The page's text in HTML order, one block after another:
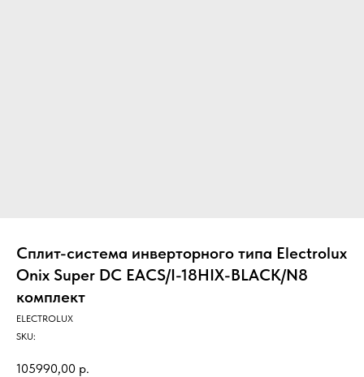
Сплит-система инверторного типа Electrolux
Onix Super DC EACS/I-18HIX-BLACK/N8
комплект
ELECTROLUX
SKU:
105990,00 р.